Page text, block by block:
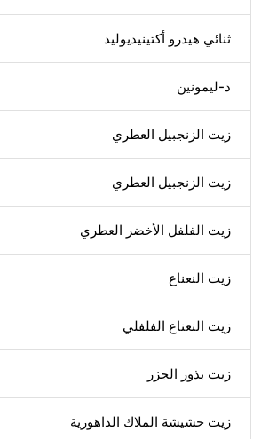
ثنائي هيدرو أكتينيديوليد
د-ليمونين
زيت الزنجبيل العطري
زيت الزنجبيل العطري
زيت الفلفل الأخضر العطري
زيت النعناع
زيت النعناع الفلفلي
زيت بذور الجزر
زيت حشيشة الملاك الداهورية